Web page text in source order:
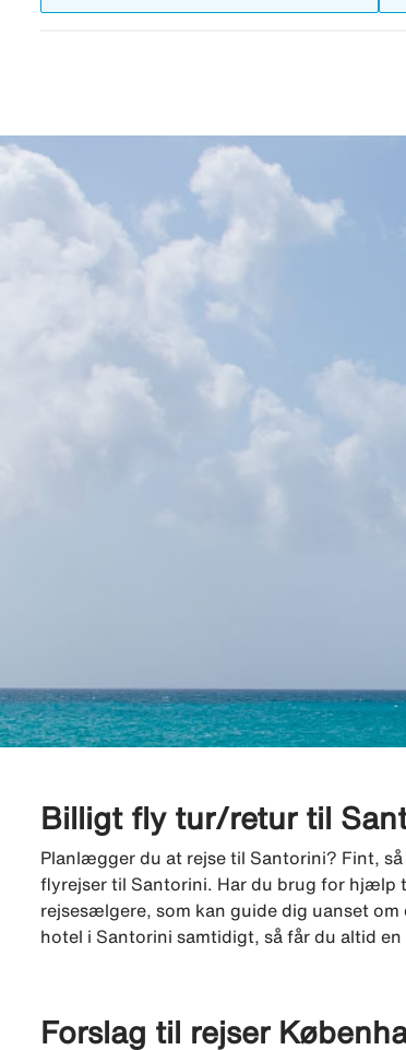
Billigt fly tur/retur til
Planlægger du at rejse til Santorini? Fint,
flyrejser til Santorini. Har du brug for hjælp
rejsesælgere, som kan guide dig uanset
hotel i Santorini samtidigt, så får du altid
Forslag til rejser